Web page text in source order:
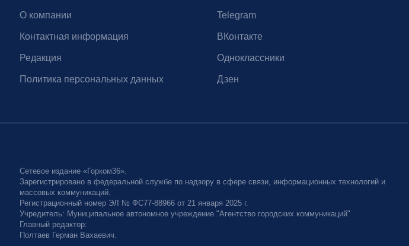
О компании
Контактная информация
Редакция
Политика персональных данных
Telegram
ВКонтакте
Одноклассники
Дзен
Сетевое издание «Горком36».
Зарегистрировано в федеральной службе по надзору в сфере связи, информационных технологий и
массовых коммуникаций.
Регистрационный номер ЭЛ № ФС77-88966 от 21 января 2025 г.
Учредитель: Муниципальное автономное учреждение "Агентство городских коммуникаций"
Главный редактор:
Полтаев Герман Вахаевич.